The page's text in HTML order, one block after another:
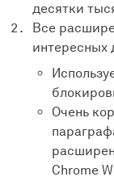
десятки
Все
интересных
Очень
Chrome